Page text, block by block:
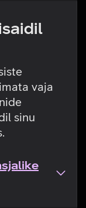
vaja
sinu